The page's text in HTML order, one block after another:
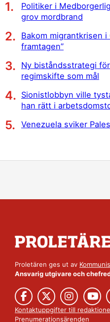
Politiker i
grov mordbrand
Bakom migrantkrisen i
framtagen”
Ny biståndsstrategi
regimskifte som mål
Sionistlobbyn ville
han rätt i
Venezuela sviker
Proletären ges ut av
Ansvarig utgivare och
Kontaktuppgifter till
Prenumerationsärenden